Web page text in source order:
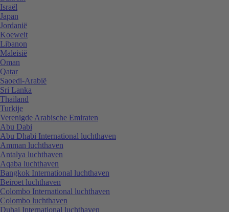
Israël
Japan
Jordanië
Koeweit
Libanon
Maleisië
Oman
Qatar
Saoedi-Arabië
Sri Lanka
Thailand
Turkije
Verenigde Arabische Emiraten
Abu Dabi
Abu Dhabi International luchthaven
Amman luchthaven
Antalya luchthaven
Aqaba luchthaven
Bangkok International luchthaven
Beiroet luchthaven
Colombo International luchthaven
Colombo luchthaven
Dubai International luchthaven